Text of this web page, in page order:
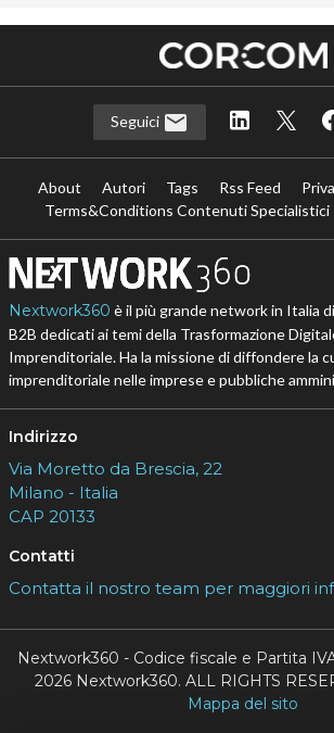
Seguici
About Autori Tags Rss Feed
Terms&Conditions Contenuti Specialistici
Nextwork360 è il più grande network in Italia
B2B dedicati ai temi della Trasformazione
Imprenditoriale. Ha la missione di diffondere la
imprenditoriale nelle imprese e pubbliche
Indirizzo
Via Moretto da Brescia, 22
Milano - Italia
CAP 20133
Contatti
Contatta il nostro team per maggiori
Nextwork360 - Codice fiscale e Partita
2026 Nextwork360. ALL RIGHTS
Mappa del sito